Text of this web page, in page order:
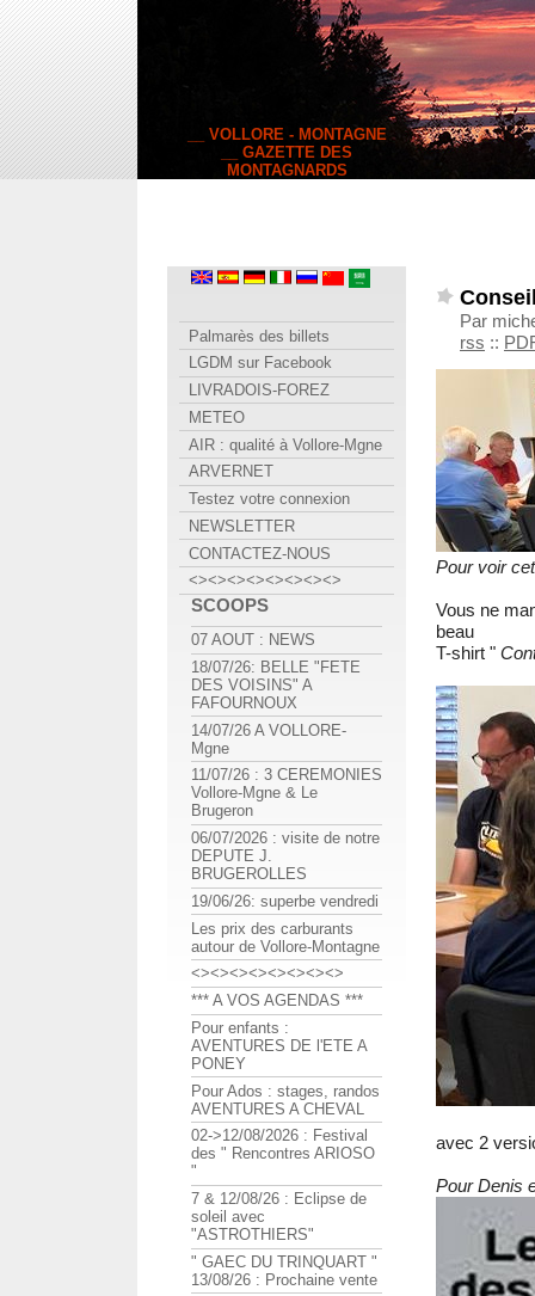
__ VOLLORE - MONTAGNE
__ GAZETTE DES
MONTAGNARDS
Par
rss ::
Pour voir
Vous ne
beau
T-shirt "
avec 2
Pour Denis
Palmarès des billets
LGDM sur Facebook
LIVRADOIS-FOREZ
METEO
AIR : qualité à Vollore-Mgne
ARVERNET
Testez votre connexion
NEWSLETTER
CONTACTEZ-NOUS
<><><><><><><><>
SCOOPS
07 AOUT : NEWS
18/07/26: BELLE "FETE
DES VOISINS" A
FAFOURNOUX
14/07/26 A VOLLORE-
Mgne
11/07/26 : 3 CEREMONIES
Vollore-Mgne & Le
Brugeron
06/07/2026 : visite de notre
DEPUTE J.
BRUGEROLLES
19/06/26: superbe vendredi
Les prix des carburants
autour de Vollore-Montagne
<><><><><><><><>
*** A VOS AGENDAS ***
Pour enfants :
AVENTURES DE l'ETE A
PONEY
Pour Ados : stages, randos
AVENTURES A CHEVAL
02->12/08/2026 : Festival
des " Rencontres ARIOSO
"
7 & 12/08/26 : Eclipse de
soleil avec
"ASTROTHIERS"
" GAEC DU TRINQUART "
13/08/26 : Prochaine vente